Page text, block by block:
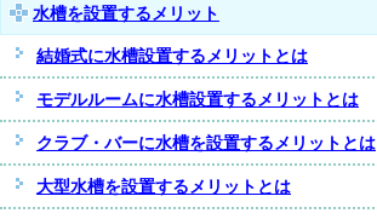
水槽を設置するメリット
結婚式に水槽設置するメリットとは
モデルルームに水槽設置するメリットとは
クラブ・バーに水槽を設置するメリットとは
大型水槽を設置するメリットとは